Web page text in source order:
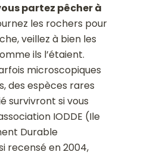
partez pêcher à
les rochers pour
veillez à bien les
ils l’étaient.
microscopiques
des espèces rares
survivront si vous
IODDE (Ile
Durable
recensé en 2004,